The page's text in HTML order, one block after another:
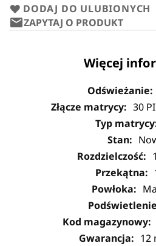
DODAJ DO ULUBIONYCH
ZAPYTAJ O PRODUKT
Więcej
30
12